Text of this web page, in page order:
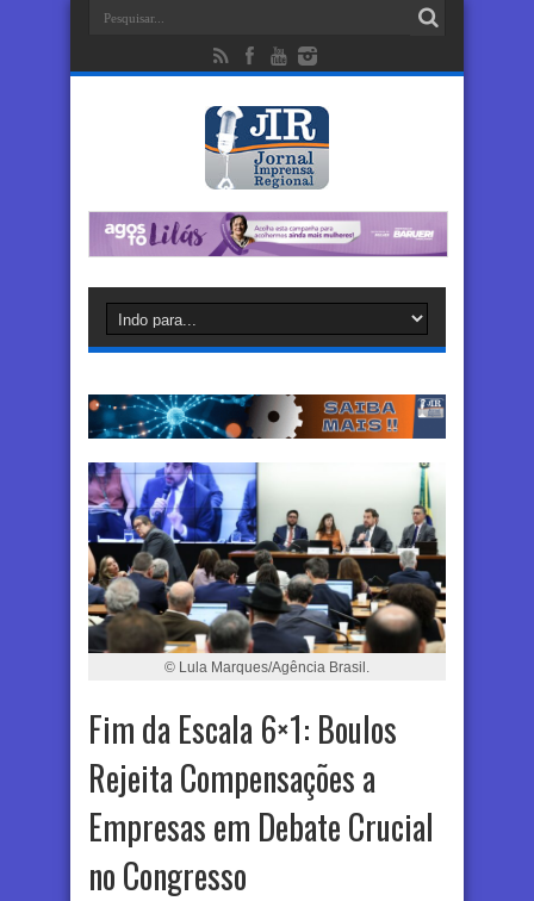
© Lula Marques/Agência Brasil.
Fim da Escala 6×1: Boulos
Rejeita Compensações a
Empresas em Debate Crucial
no Congresso